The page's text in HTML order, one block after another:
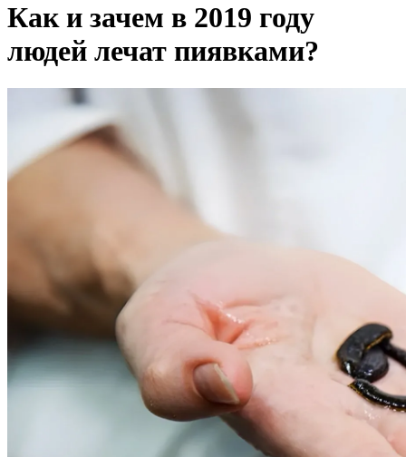
Как и зачем в 2019 году
людей лечат пиявками?